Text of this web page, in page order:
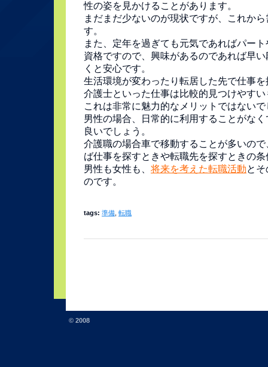
性の姿を見かけることがあります。
まだまだ少ないのが現状ですが、これか
す。
また、定年を過ぎても元気であればパー
資格ですので、興味があるのであれば早
くと安心です。
生活環境が変わったり転居した先で仕事
介護士といった仕事は比較的見つけやす
これは非常に魅力的なメリットではない
男性の場合、日常的に利用することがな
良いでしょう。
介護職の場合車で移動することが多いの
ば仕事を探すときや転職先を探すときの
男性も女性も、 将来を考えた転職活動と
のです。
tags: 準備 転職
© 2008